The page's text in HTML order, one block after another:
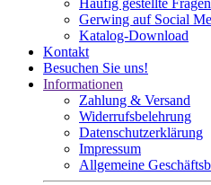
Häufig gestellte Fragen
Gerwing auf Social
Katalog-Download
Kontakt
Besuchen Sie uns!
Informationen
Zahlung & Versand
Widerrufsbelehrung
Datenschutz­erklärung
Impressum
Allgemeine